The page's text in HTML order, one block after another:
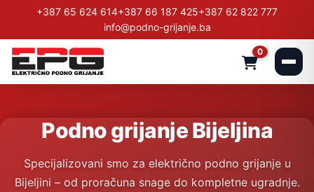
+387 65 624 614+387 66 187 425+387 62 822 777
info@podno-grijanje.ba
0
Podno grijanje Bijeljina
Specijalizovani smo za električno podno grijanje u
Bijeljini – od proračuna snage do kompletne ugradnje.